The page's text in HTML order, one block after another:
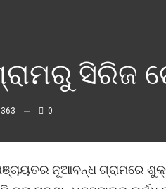
ସିରିଜ
363 0
ନୂଆବନ୍ଧ ଗ୍ରାମରେ